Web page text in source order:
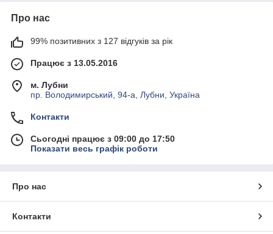
Про нас
99% позитивних з 127 відгуків за рік
Працює з 13.05.2016
м. Лубни
пр. Володимирський, 94-а, Лубни, Україна
Контакти
Сьогодні працює з 09:00 до 17:50
Показати весь графік роботи
Про нас
Контакти